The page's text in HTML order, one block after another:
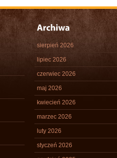
sierpień 2026
lipiec 2026
czerwiec 2026
maj 2026
kwiecień 2026
marzec 2026
luty 2026
styczeń 2026